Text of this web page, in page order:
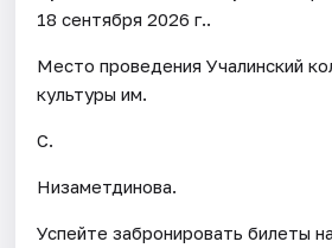
18 сентября 2026 г..
Место проведения Учалинский
культуры им.
С.
Низаметдинова.
Успейте забронировать билеты